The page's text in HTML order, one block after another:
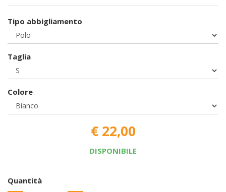
Tipo abbigliamento
Taglia
Colore
€ 22,00
DISPONIBILE
Quantità